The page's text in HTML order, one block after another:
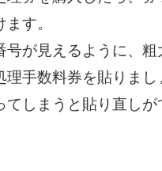
す。
号が見えるように、粗
手数料券を貼りまし
てしまうと貼り直しが